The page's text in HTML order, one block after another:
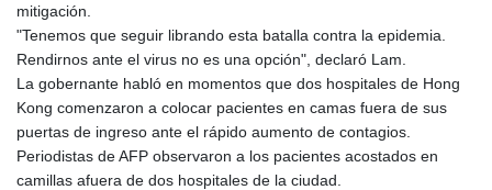
mitigación.
"Tenemos que seguir librando esta batalla contra la epidemia.
Rendirnos ante el virus no es una opción", declaró Lam.
La gobernante habló en momentos que dos hospitales de Hong
Kong comenzaron a colocar pacientes en camas fuera de sus
puertas de ingreso ante el rápido aumento de contagios.
Periodistas de AFP observaron a los pacientes acostados en
camillas afuera de dos hospitales de la ciudad.